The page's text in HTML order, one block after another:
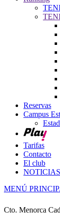
Reservas
Campus
Tarifas
Contacto
El club
NOTICIAS
MENÚ
Cto. Menorca